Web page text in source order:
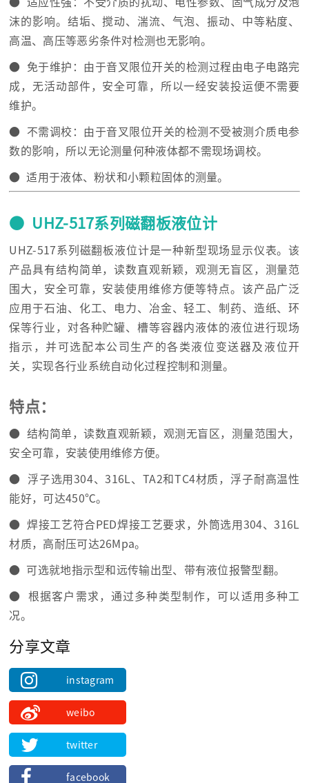
● 适应性强：不受介质的扰动、电性参数、固气成分及泡
沫的影响。结垢、搅动、湍流、气泡、振动、中等粘度、
高温、高压等恶劣条件对检测也无影响。
● 免于维护：由于音叉限位开关的检测过程由电子电路完
成，无活动部件，安全可靠，所以一经安装投运便不需要
维护。
● 不需调校：由于音叉限位开关的检测不受被测介质电参
数的影响，所以无论测量何种液体都不需现场调校。
● 适用于液体、粉状和小颗粒固体的测量。
● UHZ-517系列磁翻板液位计
UHZ-517系列磁翻板液位计是一种新型现场显示仪表。该
产品具有结构简单，读数直观新颖，观测无盲区，测量范
围大，安全可靠，安装使用维修方便等特点。该产品广泛
应用于石油、化工、电力、冶金、轻工、制药、造纸、环
保等行业，对各种贮罐、槽等容器内液体的液位进行现场
指示，并可选配本公司生产的各类液位变送器及液位开
关，实现各行业系统自动化过程控制和测量。
特点：
● 结构简单，读数直观新颖，观测无盲区，测量范围大，
安全可靠，安装使用维修方便。
● 浮子选用304、316L、TA2和TC4材质，浮子耐高温性
能好，可达450℃。
● 焊接工艺符合PED焊接工艺要求，外筒选用304、316L
材质，高耐压可达26Mpa。
● 可选就地指示型和远传输出型、带有液位报警型翻。
● 根据客户需求，通过多种类型制作，可以适用多种工
况。
分享文章
instagram
weibo
twitter
facebook